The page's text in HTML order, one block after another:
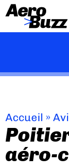
Accueil »
aéro-